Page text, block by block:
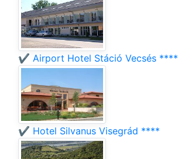
✔️ Airport Hotel Stáció Vecsés ****
✔️ Hotel Silvanus Visegrád ****